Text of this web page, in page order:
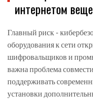
интернетом
Главный риск -
оборудования к сети
шифровальщиков и
важна проблема
поддерживать
установки